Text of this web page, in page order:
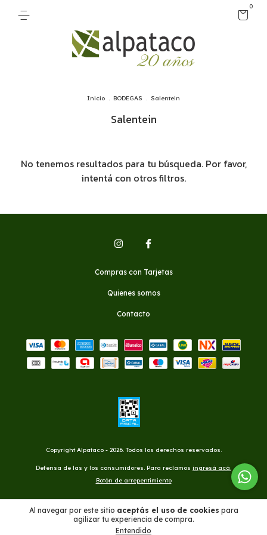
0
Al navegar por este sitio aceptás el uso de cookies para
agilizar tu experiencia de compra.
Entendido
Inicio . BODEGAS . Salentein
Salentein
No tenemos resultados para tu búsqueda. Por favor,
intentá con otros filtros.
Compras con Tarjetas
Quienes somos
Contacto
Copyright Alpataco - 2026. Todos los derechos reservados.
Defensa de las y los consumidores. Para reclamos ingresá acá.
Botón de arrepentimiento